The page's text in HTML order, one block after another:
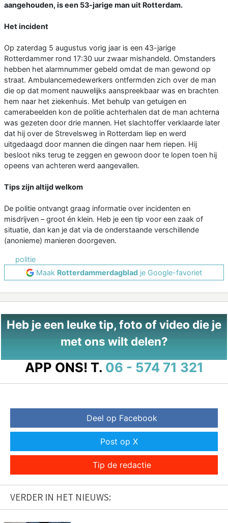
aangehouden, is een 53-jarige man uit Rotterdam.
Het incident
Op zaterdag 5 augustus vorig jaar is een 43-jarige
Rotterdammer rond 17:30 uur zwaar mishandeld. Omstanders
hebben het alarmnummer gebeld omdat de man gewond op
straat. Ambulancemedewerkers ontfermden zich over de man
die op dat moment nauwelijks aanspreekbaar was en brachten
hem naar het ziekenhuis. Met behulp van getuigen en
camerabeelden kon de politie achterhalen dat de man achterna
was gezeten door drie mannen. Het slachtoffer verklaarde later
dat hij over de Strevelsweg in Rotterdam liep en werd
uitgedaagd door mannen die dingen naar hem riepen. Hij
besloot niks terug te zeggen en gewoon door te lopen toen hij
opeens van achteren werd aangevallen.
Tips zijn altijd welkom
De politie ontvangt graag informatie over incidenten en
misdrijven – groot én klein. Heb je een tip voor een zaak of
situatie, dan kan je dat via de onderstaande verschillende
(anonieme) manieren doorgeven.
politie
Maak Rotterdammerdagblad je Google-favoriet
Heb je een leuke tip, foto of video die je
met ons wilt delen?
APP ONS! T. 06 - 574 71 321
Deel op Facebook
Post op X
Tip de redactie
VERDER IN HET NIEUWS: